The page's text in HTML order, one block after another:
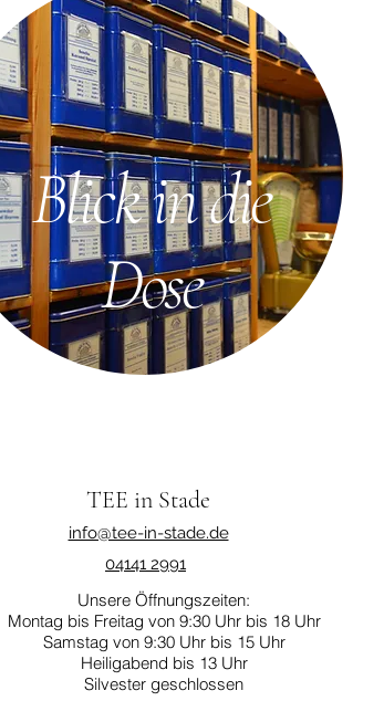
Blick in die
Dose
TEE in Stade
info@tee-in-stade.de
04141 2991
Unsere Öffnungszeiten:
Montag bis Freitag von 9:30 Uhr bis 18 Uhr
Samstag von 9:30 Uhr bis 15 Uhr
Heiligabend bis 13 Uhr
Silvester geschlossen